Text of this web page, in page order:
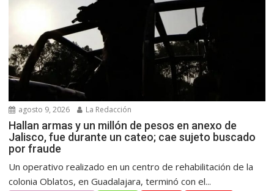
agosto 9, 2026 La Redacción
Hallan armas y un millón de pesos en anexo de
Jalisco, fue durante un cateo; cae sujeto buscado
por fraude
Un operativo realizado en un centro de rehabilitación de la
colonia Oblatos, en Guadalajara, terminó con el...